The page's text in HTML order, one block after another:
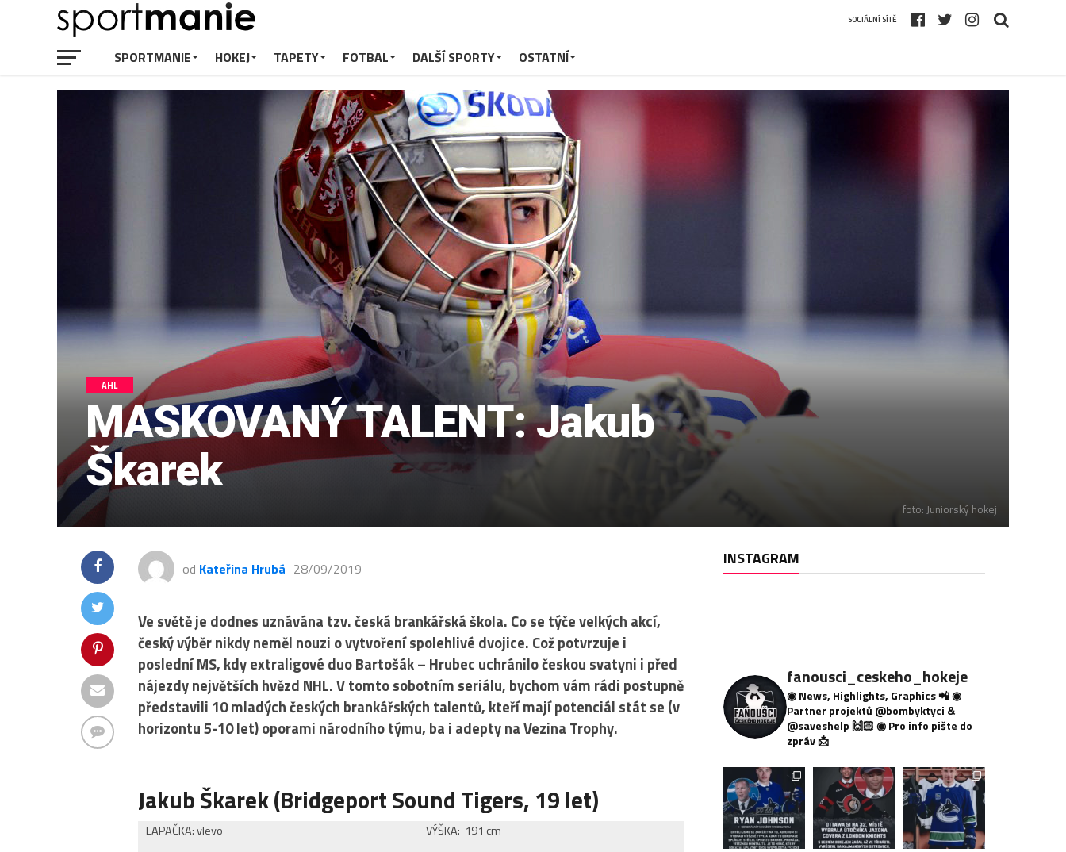
SOCIÁLNÍ SÍTĚ
SPORTMANIE HOKEJ TAPETY FOTBAL DALŠÍ SPORTY OSTATNÍ
AHL
MASKOVANÝ TALENT: Jakub
Škarek
foto: Juniorský hokej
od Kateřina Hrubá 28/09/2019
Ve světě je dodnes uznávána tzv. česká brankářská škola. Co se týče velkých akcí,
český výběr nikdy neměl nouzi o vytvoření spolehlivé dvojice. Což potvrzuje i
poslední MS, kdy extraligové duo Bartošák – Hrubec uchránilo českou svatyni i před
nájezdy největších hvězd NHL. V tomto sobotním seriálu, bychom vám rádi postupně
představili 10 mladých českých brankářských talentů, kteří mají potenciál stát se (v
horizontu 5-10 let) oporami národního týmu, ba i adepty na Vezina Trophy.
Jakub Škarek (Bridgeport Sound Tigers, 19 let)
LAPAČKA: vlevo VÝŠKA: 191 cm
INSTAGRAM
fanousci_ceskeho_hokeje
◉ News, Highlights, Graphics 📲◉
Partner projektů @bombyktyci &
@saveshelp 🙌🏻◉ Pro info pište do
zpráv 📩